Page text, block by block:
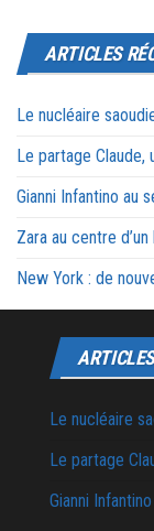
ARTICLES
Le nucléaire
Le partage Claude,
Gianni Infantino au
Zara au centre
New York : de
Le nucléaire
Le partage
Gianni